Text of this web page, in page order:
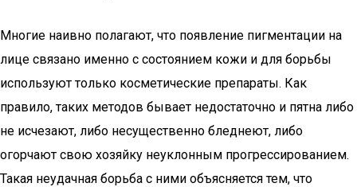
Многие наивно полагают, что появление пигментации на
лице связано именно с состоянием кожи и для борьбы
используют только косметические препараты. Как
правило, таких методов бывает недостаточно и пятна либо
не исчезают, либо несущественно бледнеют, либо
огорчают свою хозяйку неуклонным прогрессированием.
Такая неудачная борьба с ними объясняется тем, что